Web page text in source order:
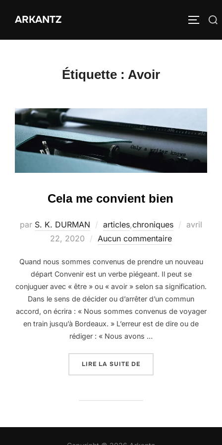
ARKANTZ Rechercher :
Étiquette : Avoir
Cela me convient bien
par S. K. DURMAN articles,chroniques
Publié
avril
22, 2020
Aucun commentaire
Quand nous sommes convenus de prendre un nouveau
départ Convenir est un verbe piégeant. Il peut se
conjuguer avec « être » ou « avoir » selon sa signification.
Dans le sens de décider ou d’arrêter d’un commun
accord, on écrira : « Nous sommes convenus de voyager
en train jusqu’à Bordeaux. » L’erreur est de dire ou de
rédiger : « Nous avons …
LIRE LA SUITE DE